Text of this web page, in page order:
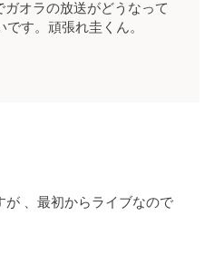
オラの放送がどうなって
す。頑張れ圭くん。
が 、最初からライブなので